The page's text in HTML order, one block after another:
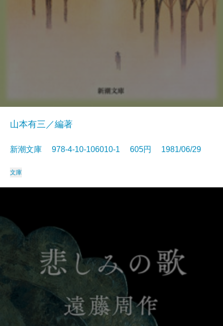
山本有三／編著
新潮文庫 978-4-10-106010-1 605円 1981/06/29
文庫